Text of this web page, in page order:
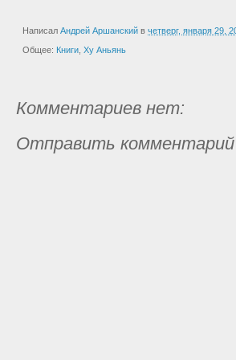
Написал Андрей Аршанский в четверг, января 29,
Общее: Книги Ху Аньянь
Комментариев нет:
Отправить комментарий